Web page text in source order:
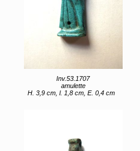
Inv.53.1707
amulette
H. 3,9 cm, l. 1,8 cm, E. 0,4 cm